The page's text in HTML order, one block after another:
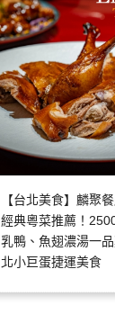
【台北美食】麟聚
經典粵菜推薦！
乳鴨、魚翅濃湯一
北小巨蛋捷運美食